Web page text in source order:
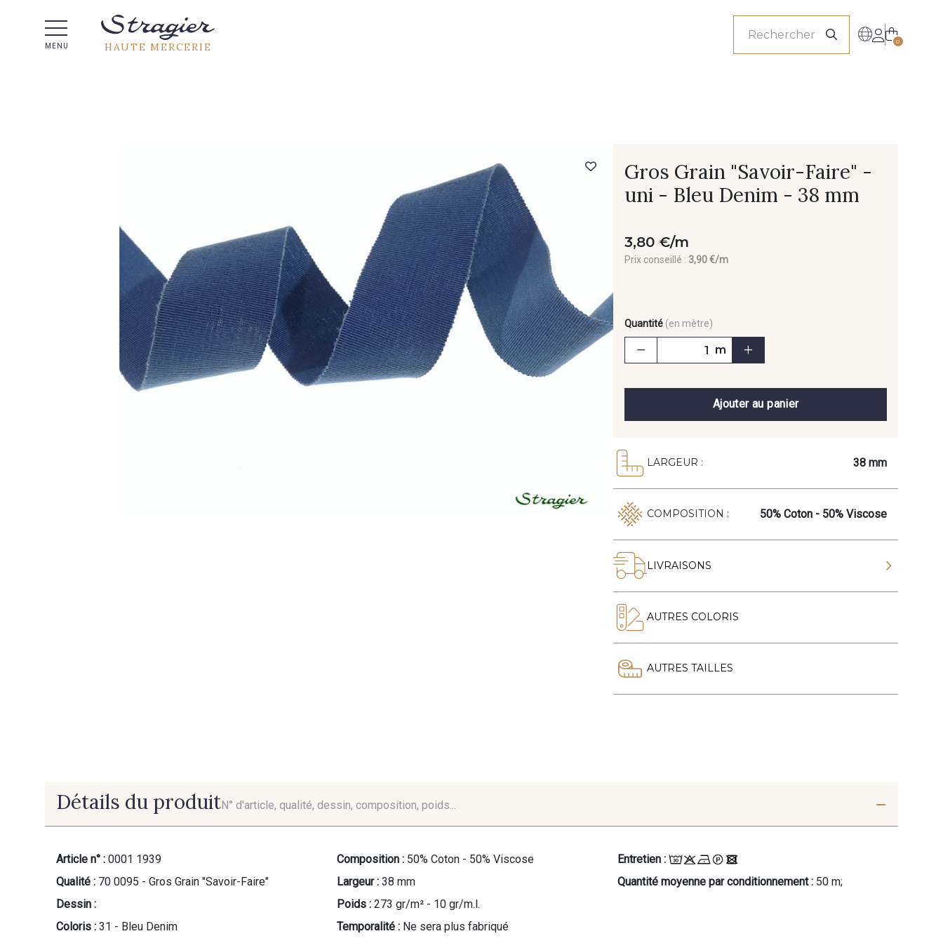
MENU HAUTE MERCERIE 0
Gros Grain "Savoir-Faire" -
uni - Bleu Denim - 38 mm
3,80 €/m
Prix conseillé : 3,90 €/m
Quantité (en mètre)
m
Ajouter au panier
LARGEUR : 38 mm
COMPOSITION : 50% Coton - 50% Viscose
LIVRAISONS
AUTRES COLORIS
AUTRES TAILLES
Détails du produitN° d'article, qualité, dessin, composition, poids...
Article n° : 0001 1939
Qualité : 70 0095 - Gros Grain "Savoir-Faire"
Dessin :
Coloris : 31 - Bleu Denim
Composition : 50% Coton - 50% Viscose
Largeur : 38 mm
Poids : 273 gr/m² - 10 gr/m.l.
Temporalité : Ne sera plus fabriqué
Entretien :
Quantité moyenne par conditionnement : 50 m;